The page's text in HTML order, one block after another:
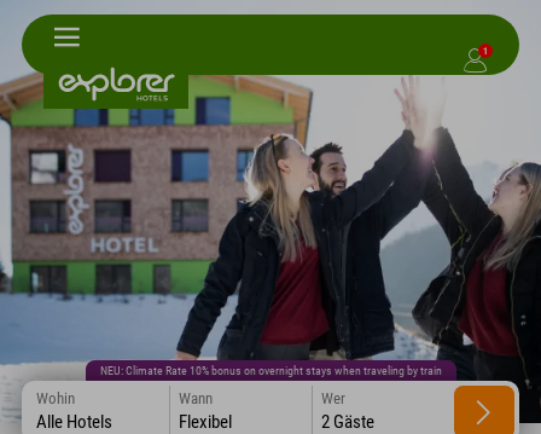
1
NEU: Climate Rate 10% bonus on overnight stays when traveling by train
Wohin
Alle Hotels
Wann
Flexibel
Wer
2 Gäste